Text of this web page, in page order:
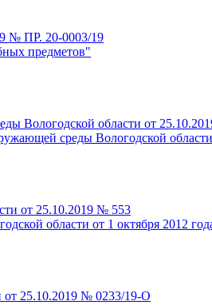
№ ПР. 20-0003/19
предметов"
Вологодской области от
среды Вологодской
от 25.10.2019 № 553
области от 1 октября 2012
от 25.10.2019 № 0233/19-О